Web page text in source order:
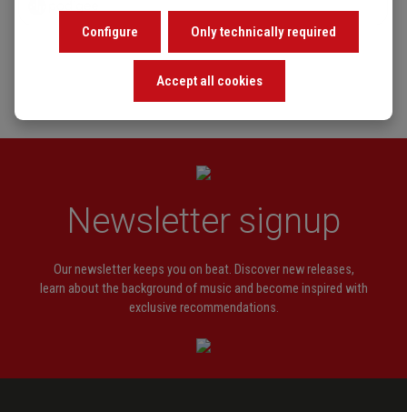
Newsletter signup
Our newsletter keeps you on beat. Discover new releases,
learn about the background of music and become inspired with
exclusive recommendations.
Only technically required
Configure
Accept all cookies